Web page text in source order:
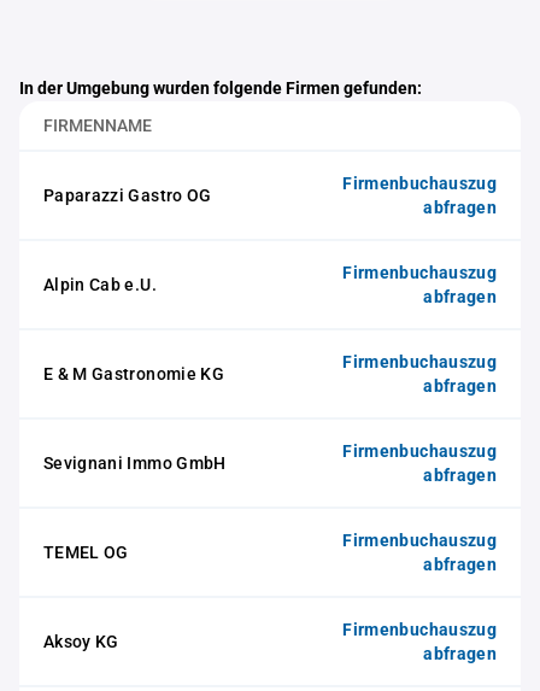
In der Umgebung wurden folgende Firmen gefunden:
FIRMENNAME
Paparazzi Gastro OG
Firmenbuchauszug
abfragen
Alpin Cab e.U.
Firmenbuchauszug
abfragen
E & M Gastronomie KG
Firmenbuchauszug
abfragen
Sevignani Immo GmbH
Firmenbuchauszug
abfragen
TEMEL OG
Firmenbuchauszug
abfragen
Aksoy KG
Firmenbuchauszug
abfragen